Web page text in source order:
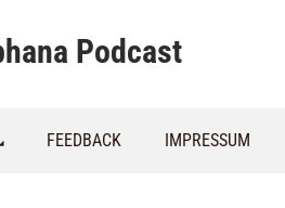
Podcast
FEEDBACK IMPRESSUM